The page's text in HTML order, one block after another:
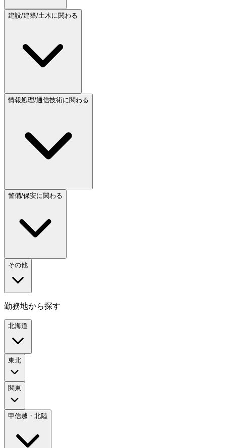
建設/建築/土木に関わる
情報処理/通信技術に関わる
警備/保安に関わる
その他
勤務地から探す
北海道
東北
関東
甲信越・北陸